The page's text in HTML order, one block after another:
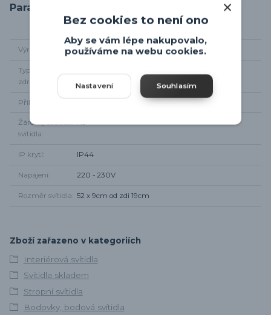
Parametry
Výrobce Trio-leuchten
Typ světelného
zdroje
Příkon
Žárovky součástí
svítidla
Ne
IP krytí IP44
Napájení 220 - 230V
Rozměr svítidla 52 x 9cm od zdi 19cm
Zboží zařazeno v kategoriích
Interiérová svítidla
Svítidla skladem
Stropní svítidla
Bodovky, bodová svítidla
Bez cookies to není ono
Aby se vám lépe nakupovalo,
používáme na webu cookies.
Nastavení Souhlasím